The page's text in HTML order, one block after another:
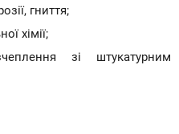
гниття;
хімії;
зі штукатурним